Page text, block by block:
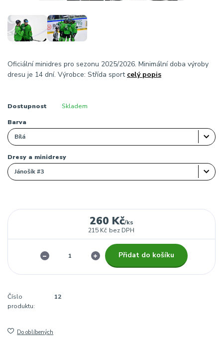
Oficiální minidres pro sezonu 2025/2026. Minimální doba výroby
dresu je 14 dní. Výrobce: Střída sport celý popis
Dostupnost Skladem
Barva
Dresy a minidresy
260 Kč/ks
215 Kč bez DPH
Přidat do košíku
Číslo
produktu:
12
Do oblíbených